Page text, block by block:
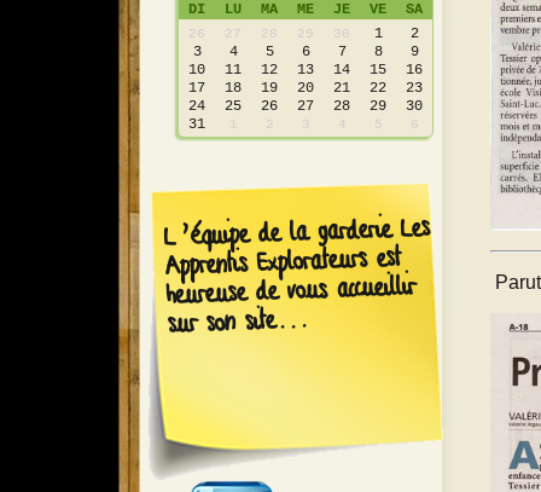
DI LU MA ME JE VE SA
26 27 28 29 30 1
2
3
4 5 6 7 8
9
10
11 12 13 14 15
16
17
18 19 20 21 22
23
24
25 26 27 28 29
30
31
1 2 3 4 5 6
L’équipe de la garderie Les
Apprentis Explorateurs est
heureuse de vous accueillir
sur son site...